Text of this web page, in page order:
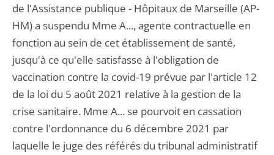
de l'Assistance publique - Hôpitaux de Marseille (AP-
HM) a suspendu Mme A..., agente contractuelle en
fonction au sein de cet établissement de santé,
jusqu'à ce qu'elle satisfasse à l'obligation de
vaccination contre la covid-19 prévue par l'article 12
de la loi du 5 août 2021 relative à la gestion de la
crise sanitaire. Mme A... se pourvoit en cassation
contre l'ordonnance du 6 décembre 2021 par
laquelle le juge des référés du tribunal administratif